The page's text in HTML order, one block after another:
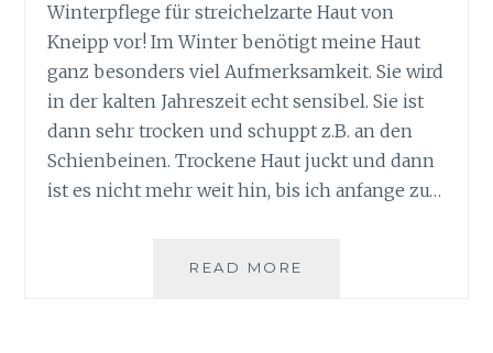
Winterpflege für streichelzarte Haut von
Kneipp vor! Im Winter benötigt meine Haut
ganz besonders viel Aufmerksamkeit. Sie wird
in der kalten Jahreszeit echt sensibel. Sie ist
dann sehr trocken und schuppt z.B. an den
Schienbeinen. Trockene Haut juckt und dann
ist es nicht mehr weit hin, bis ich anfange zu…
READ MORE